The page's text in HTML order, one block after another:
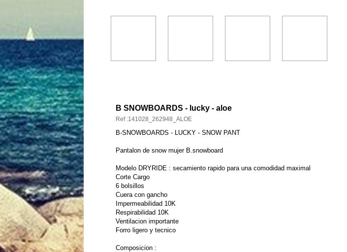
B SNOWBOARDS - lucky - aloe
Ref :141028_262948_ALOE
B-SNOWBOARDS - LUCKY - SNOW PANT
Pantalon de snow mujer B.snowboard
Modelo DRYRIDE : secamiento rapido para una comodidad maximal
Corte Cargo
6 bolsillos
Cuera con gancho
Impermeabilidad 10K
Respirabilidad 10K
Ventilacion importante
Forro ligero y tecnico
Composicion :